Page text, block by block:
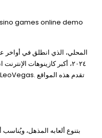
٢٠٢٤، أكبر كازينوهات